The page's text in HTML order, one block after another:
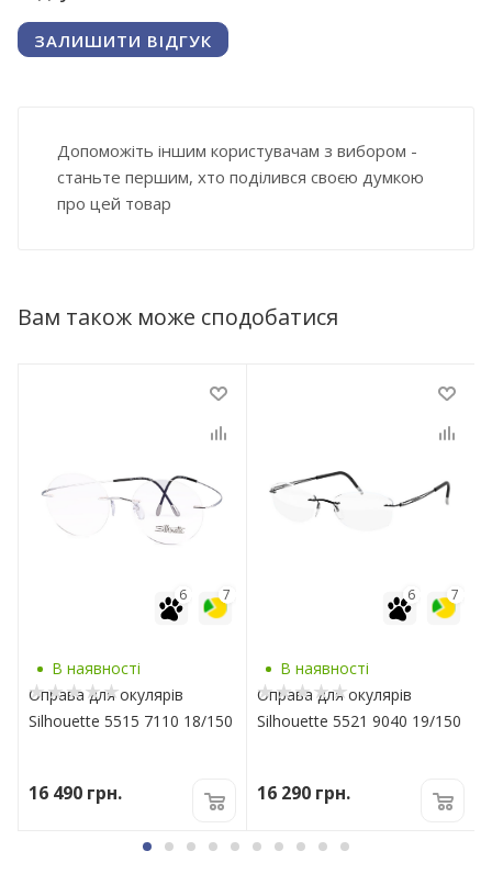
ЗАЛИШИТИ ВІДГУК
Допоможіть іншим користувачам з вибором -
станьте першим, хто поділився своєю думкою
про цей товар
Вам також може сподобатися
7
6
В наявності
Оправа для окулярів
Silhouette 5515 7110 18/150
16 490 грн.
7
6
В наявності
Оправа для окулярів
Silhouette 5521 9040 19/150
16 290 грн.